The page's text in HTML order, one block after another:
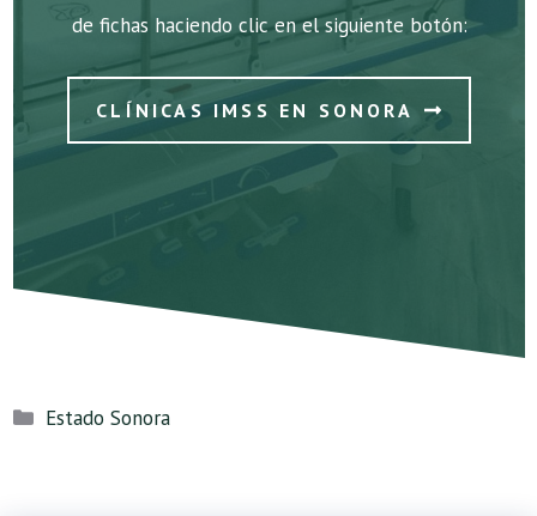
de fichas haciendo clic en el siguiente botón:
CLÍNICAS IMSS EN SONORA
Categorías
Estado Sonora